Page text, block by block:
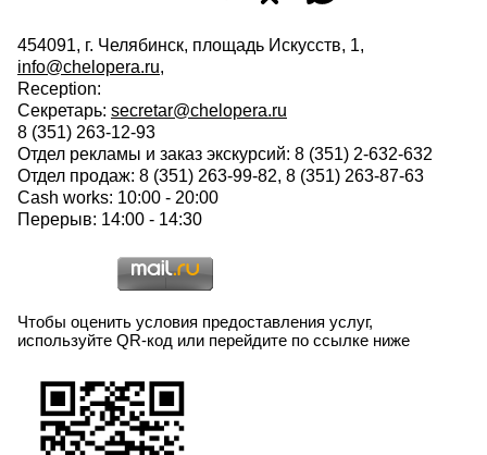
454091, г. Челябинск, площадь Искусств, 1,
info@chelopera.ru,
Reception:
Секретарь: secretar@chelopera.ru
8 (351) 263-12-93
Отдел рекламы и заказ экскурсий: 8 (351) 2-632-632
Отдел продаж: 8 (351) 263-99-82, 8 (351) 263-87-63
Cash works: 10:00 - 20:00
Перерыв: 14:00 - 14:30
Чтобы оценить условия предоставления услуг,
используйте QR-код или перейдите по ссылке ниже